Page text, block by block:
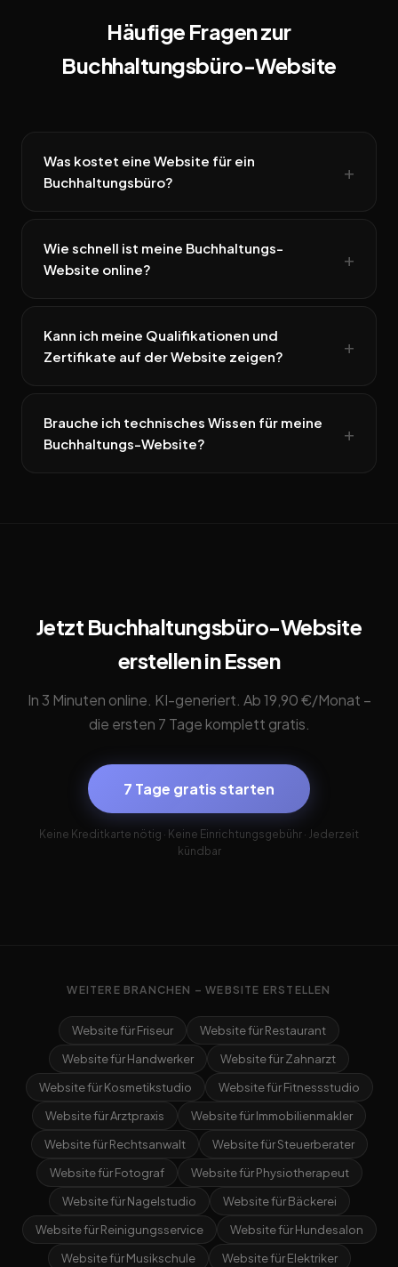
Häufige Fragen zur
Buchhaltungsbüro-Website
Was kostet eine Website für ein
Buchhaltungsbüro?
Wie schnell ist meine Buchhaltungs-
Website online?
Kann ich meine Qualifikationen und
Zertifikate auf der Website zeigen?
Brauche ich technisches Wissen für meine
Buchhaltungs-Website?
Jetzt Buchhaltungsbüro-Website
erstellen in Essen
In 3 Minuten online. KI-generiert. Ab 19,90 €/Monat –
die ersten 7 Tage komplett gratis.
7 Tage gratis starten
Keine Kreditkarte nötig · Keine Einrichtungsgebühr · Jederzeit
kündbar
WEITERE BRANCHEN – WEBSITE ERSTELLEN
Website für Friseur
Website für Restaurant
Website für Handwerker
Website für Zahnarzt
Website für Kosmetikstudio
Website für Fitnessstudio
Website für Arztpraxis
Website für Immobilienmakler
Website für Rechtsanwalt
Website für Steuerberater
Website für Fotograf
Website für Physiotherapeut
Website für Nagelstudio
Website für Bäckerei
Website für Reinigungsservice
Website für Hundesalon
Website für Musikschule
Website für Elektriker